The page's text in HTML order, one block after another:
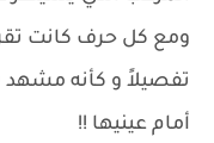
ومع كل حرف كانت
تفصيلاً و كأنه
أمام عينيها !!